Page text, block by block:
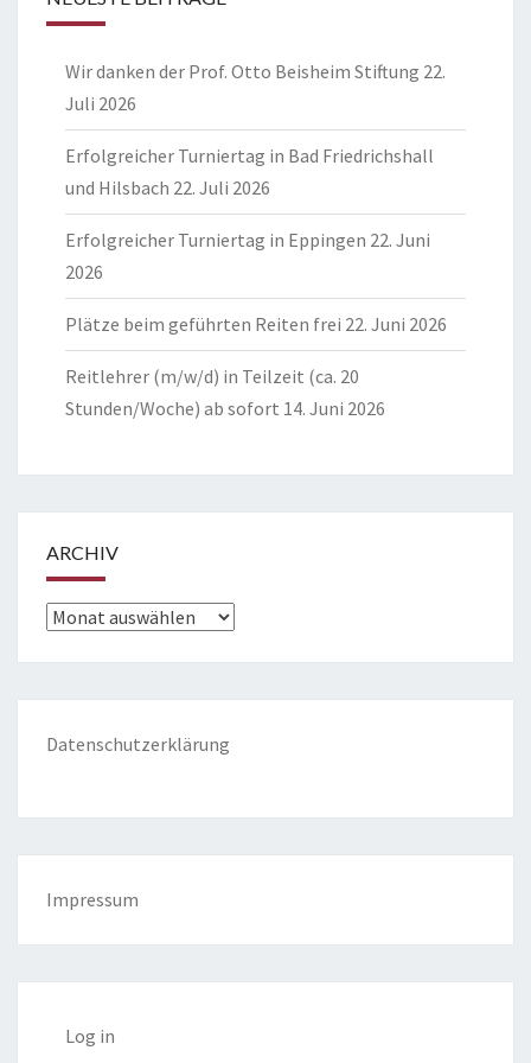
Wir danken der Prof. Otto Beisheim Stiftung 22.
Juli 2026
Erfolgreicher Turniertag in Bad Friedrichshall
und Hilsbach 22. Juli 2026
Erfolgreicher Turniertag in Eppingen 22. Juni
2026
Plätze beim geführten Reiten frei 22. Juni 2026
Reitlehrer (m/w/d) in Teilzeit (ca. 20
Stunden/Woche) ab sofort 14. Juni 2026
ARCHIV
Archiv
Datenschutzerklärung
Impressum
Log in